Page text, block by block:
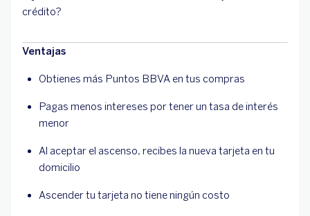
crédito?
Ventajas
Obtienes más Puntos BBVA en tus compras
Pagas menos intereses por tener un tasa de interés
menor
Al aceptar el ascenso, recibes la nueva tarjeta en tu
domicilio
Ascender tu tarjeta no tiene ningún costo